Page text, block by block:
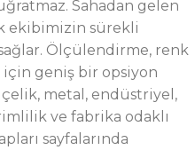
Sahadan gelen
ekibimizin sürekli
Ölçülendirme, renk
için geniş bir opsiyon
çelik, metal, endüstriyel,
ve fabrika odaklı
sayfalarında